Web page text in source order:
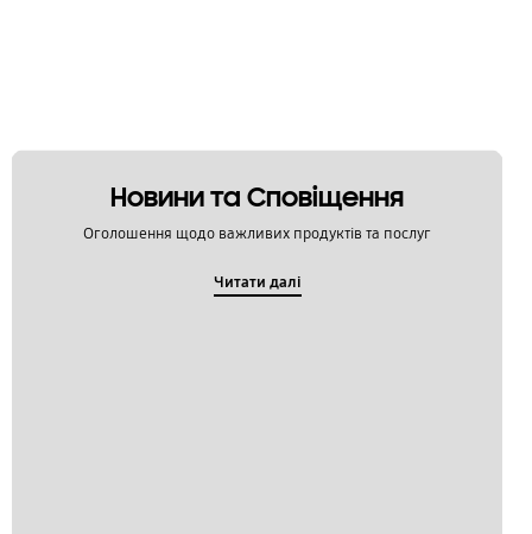
Новини та Сповіщення
Оголошення щодо важливих продуктів та послуг
Читати далі